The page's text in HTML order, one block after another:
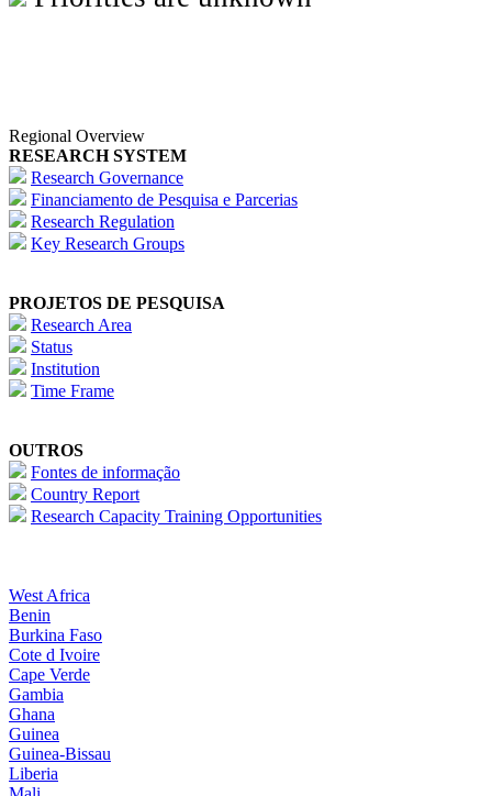
Regional Overview
RESEARCH SYSTEM
Research Governance
Financiamento de Pesquisa e Parcerias
Research Regulation
Key Research Groups
PROJETOS DE PESQUISA
Research Area
Status
Institution
Time Frame
OUTROS
Fontes de informação
Country Report
Research Capacity Training Opportunities
West Africa
Benin
Burkina Faso
Cote d Ivoire
Cape Verde
Gambia
Ghana
Guinea
Guinea-Bissau
Liberia